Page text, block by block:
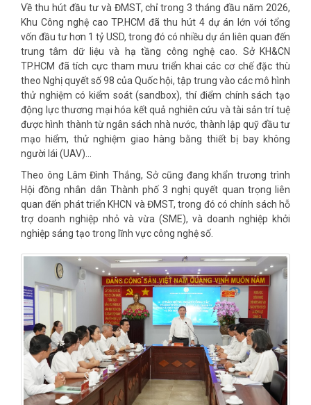
Về thu hút đầu tư và ĐMST, chỉ trong 3 tháng đầu năm 2026,
Khu Công nghệ cao TP.HCM đã thu hút 4 dự án lớn với tổng
vốn đầu tư hơn 1 tỷ USD, trong đó có nhiều dự án liên quan đến
trung tâm dữ liệu và hạ tầng công nghệ cao. Sở KH&CN
TP.HCM đã tích cực tham mưu triển khai các cơ chế đặc thù
theo Nghị quyết số 98 của Quốc hội, tập trung vào các mô hình
thử nghiệm có kiểm soát (sandbox), thí điểm chính sách tạo
động lực thương mại hóa kết quả nghiên cứu và tài sản trí tuệ
được hình thành từ ngân sách nhà nước, thành lập quỹ đầu tư
mạo hiểm, thử nghiệm giao hàng bằng thiết bị bay không
người lái (UAV)…
Theo ông Lâm Đình Thắng, Sở cũng đang khẩn trương trình
Hội đồng nhân dân Thành phố 3 nghị quyết quan trọng liên
quan đến phát triển KHCN và ĐMST, trong đó có chính sách hỗ
trợ doanh nghiệp nhỏ và vừa (SME), và doanh nghiệp khởi
nghiệp sáng tạo trong lĩnh vực công nghệ số.